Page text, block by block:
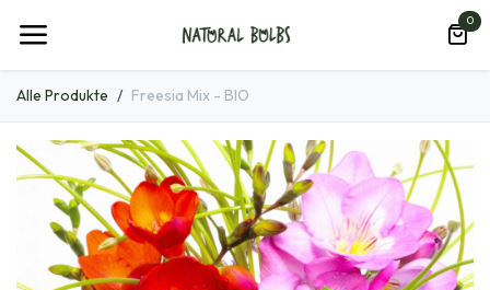
0
Alle Produkte Freesia Mix - BIO